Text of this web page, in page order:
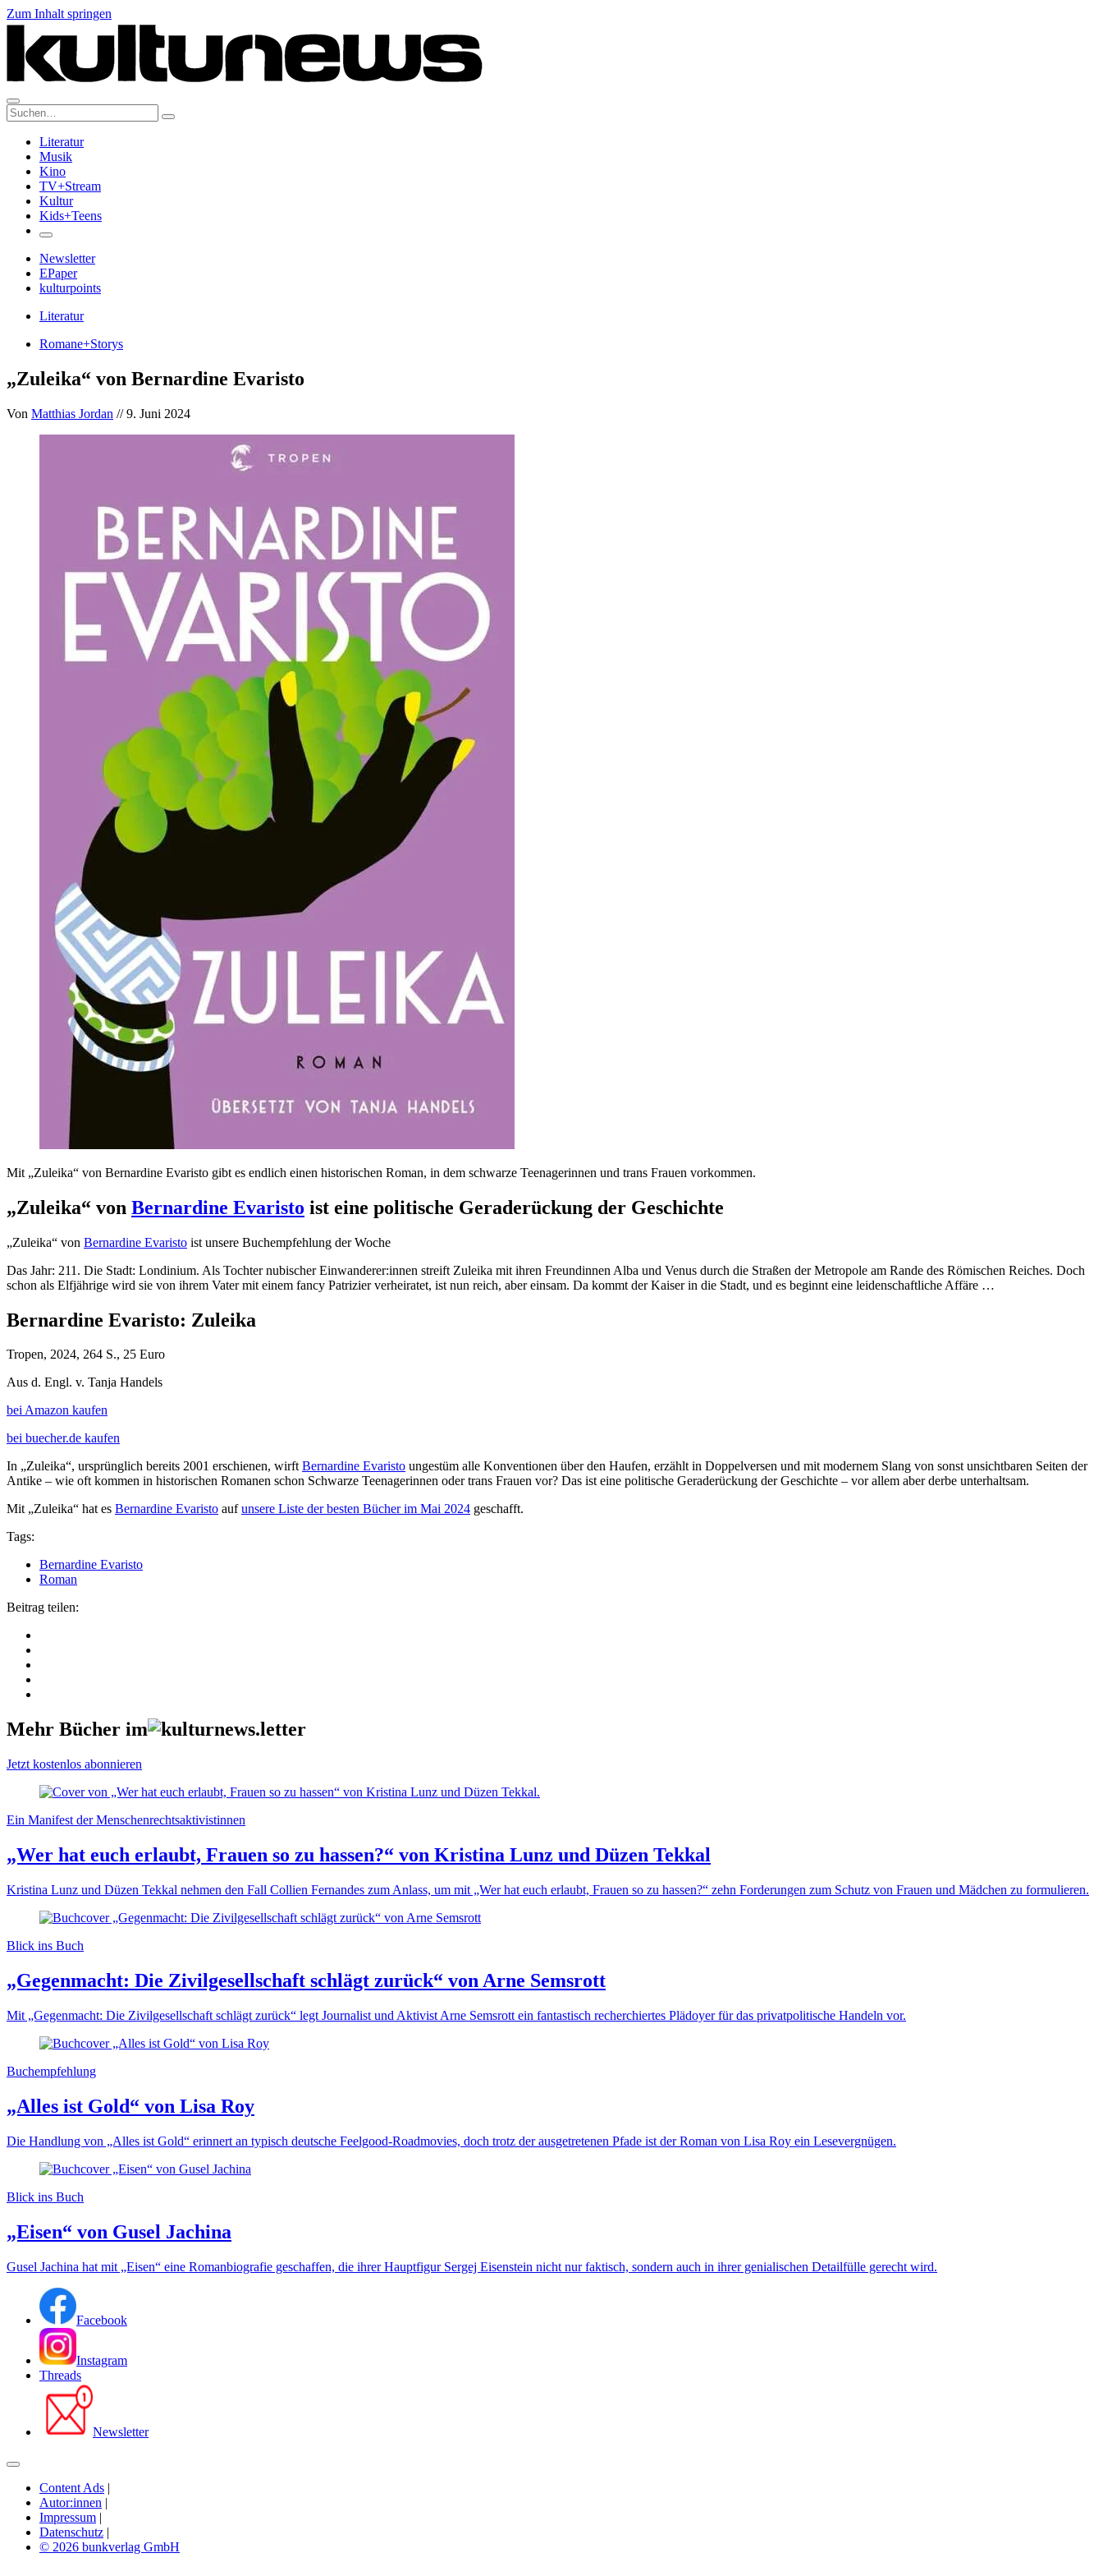
Zum Inhalt springen
Suche:
Literatur
Musik
Kino
TV+Stream
Kultur
Kids+Teens
Newsletter
EPaper
kulturpoints
Literatur
Romane+Storys
„Zuleika“ von Bernardine Evaristo
Von Matthias Jordan // 9. Juni 2024
Mit „Zuleika“ von Bernardine Evaristo gibt es endlich einen historischen Roman, in dem schwarze Teenagerinnen und trans Frauen vorkommen.
„Zuleika“ von Bernardine Evaristo ist eine politische Geraderückung der Geschichte
„Zuleika“ von Bernardine Evaristo ist unsere Buchempfehlung der Woche
Das Jahr: 211. Die Stadt: Londinium. Als Tochter nubischer Einwanderer:innen streift Zuleika mit ihren Freundinnen Alba und Venus durch die Straßen der Metropole am Rande des Römischen Reiches. Doch
schon als Elfjährige wird sie von ihrem Vater mit einem fancy Patrizier verheiratet, ist nun reich, aber einsam. Da kommt der Kaiser in die Stadt, und es beginnt eine leidenschaftliche Affäre …
Bernardine Evaristo: Zuleika
Tropen, 2024, 264 S., 25 Euro
Aus d. Engl. v. Tanja Handels
bei Amazon kaufen
bei buecher.de kaufen
In „Zuleika“, ursprünglich bereits 2001 erschienen, wirftBernardine Evaristo ungestüm alle Konventionen über den Haufen, erzählt in Doppelversen und mit modernem Slang von sonst unsichtbaren Seiten der
Antike – wie oft kommen in historischen Romanen schon Schwarze Teenagerinnen oder trans Frauen vor? Das ist eine politische Geraderückung der Geschichte – vor allem aber derbe unterhaltsam.
Mit „Zuleika“ hat es Bernardine Evaristo aufunsere Liste der besten Bücher im Mai 2024 geschafft.
Tags:
Bernardine Evaristo
Roman
Beitrag teilen:
Mehr Bücher im
Jetzt kostenlos abonnieren
Ein Manifest der Menschenrechtsaktivistinnen
„Wer hat euch erlaubt, Frauen so zu hassen?“ von Kristina Lunz und Düzen Tekkal
Kristina Lunz und Düzen Tekkal nehmen den Fall Collien Fernandes zum Anlass, um mit „Wer hat euch erlaubt, Frauen so zu hassen?“ zehn Forderungen zum Schutz von Frauen und Mädchen zu formulieren.
Blick ins Buch
„Gegenmacht: Die Zivilgesellschaft schlägt zurück“ von Arne Semsrott
Mit „Gegenmacht: Die Zivilgesellschaft schlägt zurück“ legt Journalist und Aktivist Arne Semsrott ein fantastisch recherchiertes Plädoyer für das privatpolitische Handeln vor.
Buchempfehlung
„Alles ist Gold“ von Lisa Roy
Die Handlung von „Alles ist Gold“ erinnert an typisch deutsche Feelgood-Roadmovies, doch trotz der ausgetretenen Pfade ist der Roman von Lisa Roy ein Lesevergnügen.
Blick ins Buch
„Eisen“ von Gusel Jachina
Gusel Jachina hat mit „Eisen“ eine Romanbiografie geschaffen, die ihrer Hauptfigur Sergej Eisenstein nicht nur faktisch, sondern auch in ihrer genialischen Detailfülle gerecht wird.
Facebook
Instagram
Threads
Newsletter
Content Ads |
Autor:innen |
Impressum |
Datenschutz |
© 2026 bunkverlag GmbH